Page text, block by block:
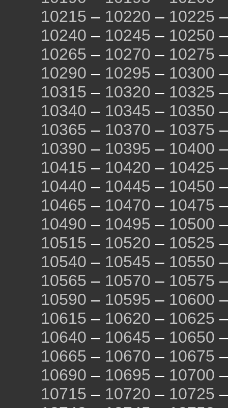
10215 – 10220 – 10225
10240 – 10245 – 10250
10265 – 10270 – 10275
10290 – 10295 – 10300
10315 – 10320 – 10325
10340 – 10345 – 10350
10365 – 10370 – 10375
10390 – 10395 – 10400
10415 – 10420 – 10425
10440 – 10445 – 10450
10465 – 10470 – 10475
10490 – 10495 – 10500
10515 – 10520 – 10525
10540 – 10545 – 10550
10565 – 10570 – 10575
10590 – 10595 – 10600
10615 – 10620 – 10625
10640 – 10645 – 10650
10665 – 10670 – 10675
10690 – 10695 – 10700
10715 – 10720 – 10725